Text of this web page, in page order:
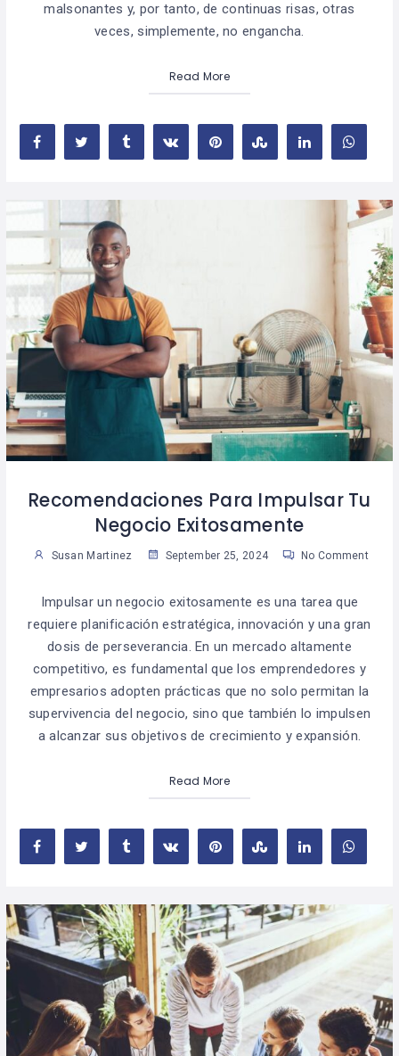
malsonantes y, por tanto, de continuas risas, otras
veces, simplemente, no engancha.
Read More
Recomendaciones Para Impulsar Tu
Negocio Exitosamente
Susan Martinez September 25, 2024 No Comment
Impulsar un negocio exitosamente es una tarea que
requiere planificación estratégica, innovación y una gran
dosis de perseverancia. En un mercado altamente
competitivo, es fundamental que los emprendedores y
empresarios adopten prácticas que no solo permitan la
supervivencia del negocio, sino que también lo impulsen
a alcanzar sus objetivos de crecimiento y expansión.
Read More